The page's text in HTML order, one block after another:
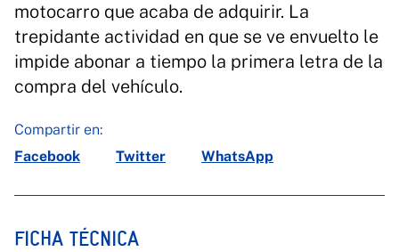
motocarro que acaba de adquirir. La
trepidante actividad en que se ve envuelto le
impide abonar a tiempo la primera letra de la
compra del vehículo.
Compartir en:
Facebook
Twitter WhatsApp
FICHA TÉCNICA